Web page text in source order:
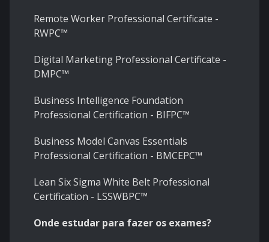
Remote Worker Professional Certificate -
RWPC™
Digital Marketing Professional Certificate -
DMPC™
Business Intelligence Foundation
Professional Certification - BIFPC™
Business Model Canvas Essentials
Professional Certification - BMCEPC™
Lean Six Sigma White Belt Professional
Certification - LSSWBPC™
Onde estudar para fazer os exames?